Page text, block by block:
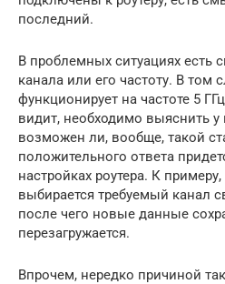
последний.
В проблемных ситуациях есть
канала или его частоту. В том
функционирует на частоте 5
видит, необходимо выяснить у
возможен ли, вообще, такой
положительного ответа
настройках роутера. К
выбирается требуемый канал
после чего новые данные
перезагружается.
Впрочем, нередко причиной